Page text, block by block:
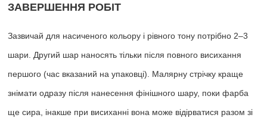
ЗАВЕРШЕННЯ РОБІТ
Зазвичай для насиченого кольору і рівного тону потрібно 2–3
шари. Другий шар наносять тільки після повного висихання
першого (час вказаний на упаковці). Малярну стрічку краще
знімати одразу після нанесення фінішного шару, поки фарба
ще сира, інакше при висиханні вона може відірватися разом зі